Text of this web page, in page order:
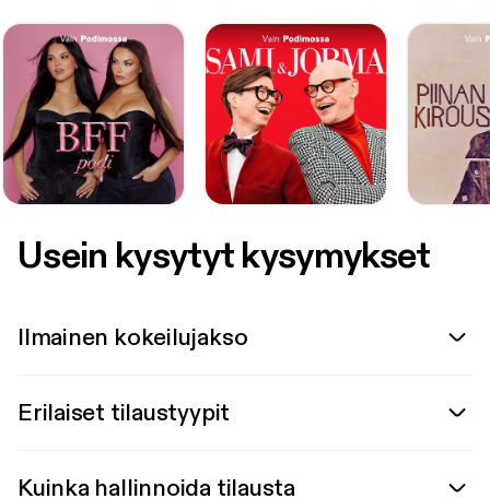
Usein kysytyt kysymykset
Ilmainen kokeilujakso
Erilaiset tilaustyypit
Kuinka hallinnoida tilausta